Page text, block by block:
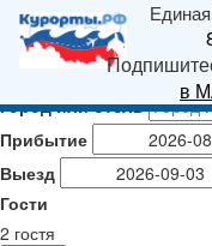
в
Город или отель
Прибытие
Выезд
Гости
2 гостя